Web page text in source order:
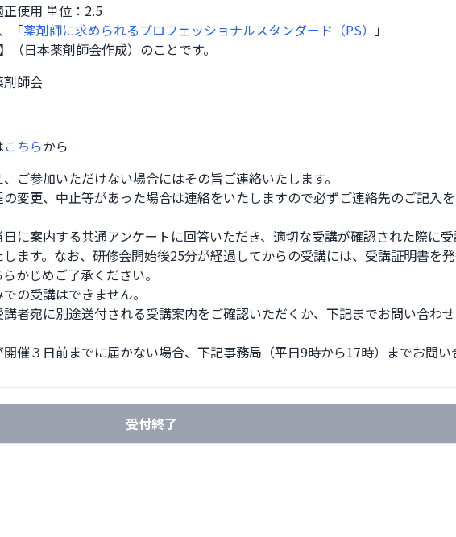
使用 単位：2.5
「薬剤師に求められるプロフェッショナルスタンダード（PS） 」
（日本薬剤師会作成）のことです。
師会
こちらから
ご参加いただけない場合にはその旨ご連絡いたします。
の変更、中止等があった場合は連絡をいたしますので必ずご連絡先のご記入
日に案内する共通アンケートに回答いただき、適切な受講が確認された際に
ます。なお、研修会開始後25分が経過してからの受講には、受講証明書を
かじめご了承ください。
の受講はできません。
講者宛に別途送付される受講案内をご確認いただくか、下記までお問い合わ
３日前までに届かない場合、下記事務局（平日9時から17時）までお問い
受付終了